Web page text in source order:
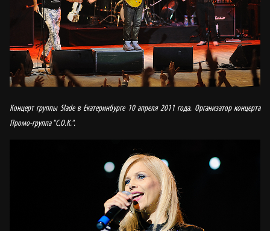
Концерт группы Slade в Екатеринбурге 10 апреля 2011 года. Организатор концерта
Промо-группа "С.О.К.".